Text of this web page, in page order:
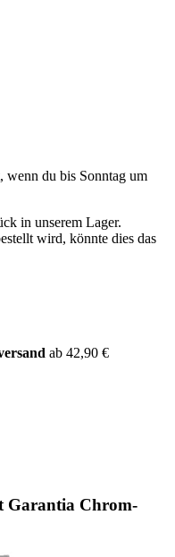
, wenn du bis Sonntag um
in unserem Lager.
wird, könnte dies das
ab 42,90 €
Garantia Chrom-